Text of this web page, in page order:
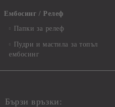
Ембосинг / Релеф
Папки за релеф
Пудри и мастила за топъл
ембосинг
Бързи връзки: